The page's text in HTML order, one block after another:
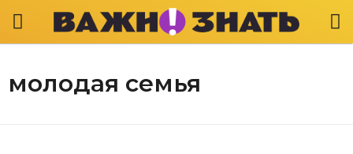
молодая семья